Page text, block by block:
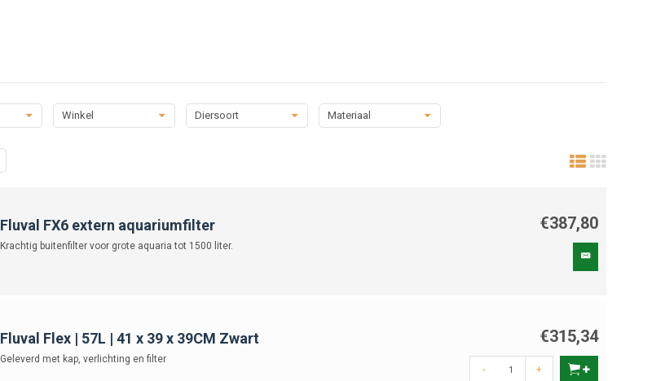
Winkel Diersoort Materiaal
Fluval FX6 extern aquariumfilter
Krachtig buitenfilter voor grote aquaria tot 1500 liter.
€387,80
Fluval Flex | 57L | 41 x 39 x 39CM Zwart
Geleverd met kap, verlichting en filter
€315,34
- +